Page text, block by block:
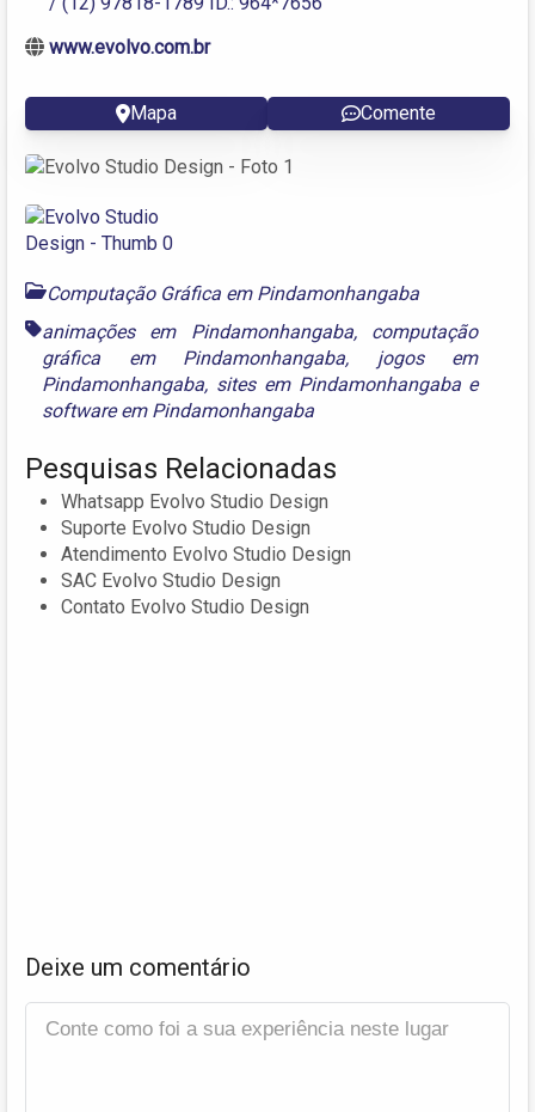
www.evolvo.com.br
Mapa Comente
Computação Gráfica em Pindamonhangaba
animações em Pindamonhangaba, computação
gráfica em Pindamonhangaba, jogos em
Pindamonhangaba, sites em Pindamonhangabae
software em Pindamonhangaba
Pesquisas Relacionadas
Whatsapp Evolvo Studio Design
Suporte Evolvo Studio Design
Atendimento Evolvo Studio Design
SAC Evolvo Studio Design
Contato Evolvo Studio Design
Deixe um comentário